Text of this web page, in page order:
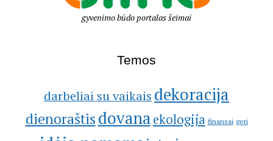
gyvenimo būdo portalas šeimai
Temos
darbeliai su vaikais dekoracija
dienoraštisdovana ekologija finansai geri